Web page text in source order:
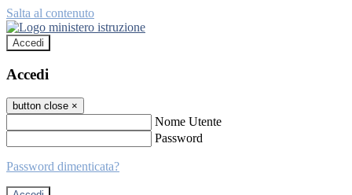
Salta al contenuto
Accedi
Accedi
button close ×
Nome Utente
Password
Password dimenticata?